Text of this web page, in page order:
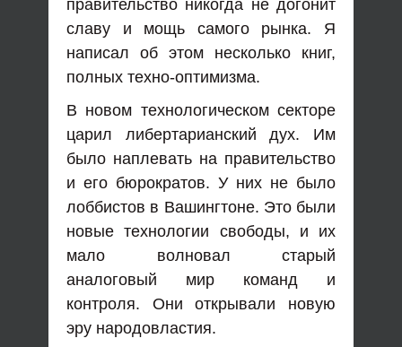
правительство никогда не догонит
славу и мощь самого рынка. Я
написал об этом несколько книг,
полных техно-оптимизма.
В новом технологическом секторе
царил либертарианский дух. Им
было наплевать на правительство
и его бюрократов. У них не было
лоббистов в Вашингтоне. Это были
новые технологии свободы, и их
мало волновал старый
аналоговый мир команд и
контроля. Они открывали новую
эру народовластия.